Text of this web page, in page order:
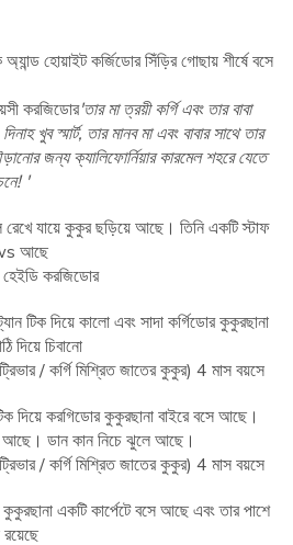
করজিডোর'তার মা ত্রয়ী কর্গি এবং তার বাবা
খুব স্মার্ট, তার মানব মা এবং বাবার সাথে তার
জন্য ক্যালিফোর্নিয়ার কারমেল শহরে যেতে
'
হেইডি করজিডোর
/ কর্গি মিশ্রিত জাতের কুকুর) 4 মাস বয়সে
/ কর্গি মিশ্রিত জাতের কুকুর) 4 মাস বয়সে